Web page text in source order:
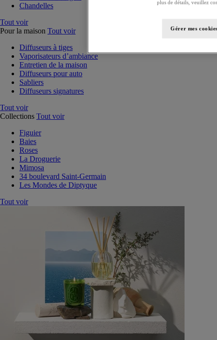
Chandelles
Tout voir
Pour la maison Tout voir
Diffuseurs à tiges
Vaporisateurs d’ambiance
Entretien de la maison
Diffuseurs pour auto
Sabliers
Diffuseurs signatures
Tout voir
Collections Tout voir
Figuier
Baies
Roses
La Droguerie
Mimosa
34 boulevard Saint-Germain
Les Mondes de Diptyque
Tout voir
plus de détails, veuillez
Gérer mes